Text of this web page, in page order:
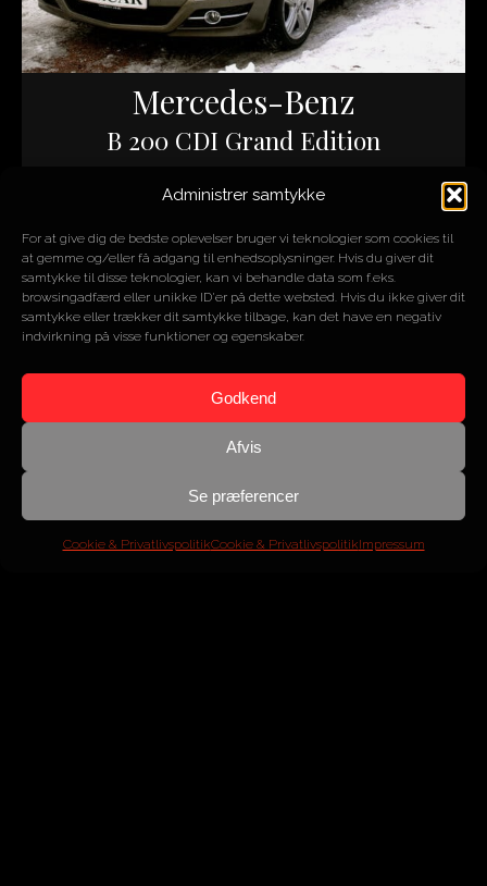
Administrer samtykke
For at give dig de bedste oplevelser bruger vi teknologier som cookies til
at gemme og/eller få adgang til enhedsoplysninger. Hvis du giver dit
samtykke til disse teknologier, kan vi behandle data som f.eks.
browsingadfærd eller unikke ID'er på dette websted. Hvis du ikke giver dit
samtykke eller trækker dit samtykke tilbage, kan det have en negativ
indvirkning på visse funktioner og egenskaber.
Godkend
Afvis
Se præferencer
Cookie & PrivatlivspolitikCookie & PrivatlivspolitikImpressum
Mercedes-Benz
B 200 CDI Grand Edition
140/300
KM
22.000
SOLGT